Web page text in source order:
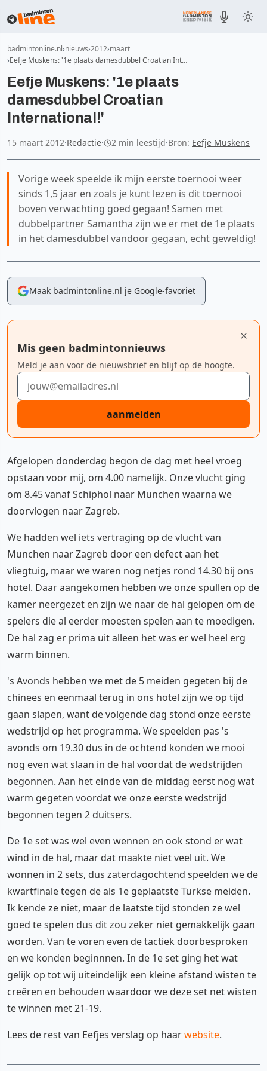
badmintonline.nl nieuws 2012 maart
Eefje Muskens: '1e plaats damesdubbel Croatian Int…
Eefje Muskens: '1e plaats
damesdubbel Croatian
International!'
15 maart 2012·Redactie· 2 min leestijd·Bron: Eefje Muskens
Vorige week speelde ik mijn eerste toernooi weer
sinds 1,5 jaar en zoals je kunt lezen is dit toernooi
boven verwachting goed gegaan! Samen met
dubbelpartner Samantha zijn we er met de 1e plaats
in het damesdubbel vandoor gegaan, echt geweldig!
Maak badmintonline.nl je Google-favoriet
Mis geen badmintonnieuws
Meld je aan voor de nieuwsbrief en blijf op de hoogte.
E-mailadres
aanmelden
Afgelopen donderdag begon de dag met heel vroeg
opstaan voor mij, om 4.00 namelijk. Onze vlucht ging
om 8.45 vanaf Schiphol naar Munchen waarna we
doorvlogen naar Zagreb.
We hadden wel iets vertraging op de vlucht van
Munchen naar Zagreb door een defect aan het
vliegtuig, maar we waren nog netjes rond 14.30 bij ons
hotel. Daar aangekomen hebben we onze spullen op de
kamer neergezet en zijn we naar de hal gelopen om de
spelers die al eerder moesten spelen aan te moedigen.
De hal zag er prima uit alleen het was er wel heel erg
warm binnen.
's Avonds hebben we met de 5 meiden gegeten bij de
chinees en eenmaal terug in ons hotel zijn we op tijd
gaan slapen, want de volgende dag stond onze eerste
wedstrijd op het programma. We speelden pas 's
avonds om 19.30 dus in de ochtend konden we mooi
nog even wat slaan in de hal voordat de wedstrijden
begonnen. Aan het einde van de middag eerst nog wat
warm gegeten voordat we onze eerste wedstrijd
begonnen tegen 2 duitsers.
De 1e set was wel even wennen en ook stond er wat
wind in de hal, maar dat maakte niet veel uit. We
wonnen in 2 sets, dus zaterdagochtend speelden we de
kwartfinale tegen de als 1e geplaatste Turkse meiden.
Ik kende ze niet, maar de laatste tijd stonden ze wel
goed te spelen dus dit zou zeker niet gemakkelijk gaan
worden. Van te voren even de tactiek doorbesproken
en we konden beginnnen. In de 1e set ging het wat
gelijk op tot wij uiteindelijk een kleine afstand wisten te
creëren en behouden waardoor we deze set net wisten
te winnen met 21-19.
Lees de rest van Eefjes verslag op haarwebsite.